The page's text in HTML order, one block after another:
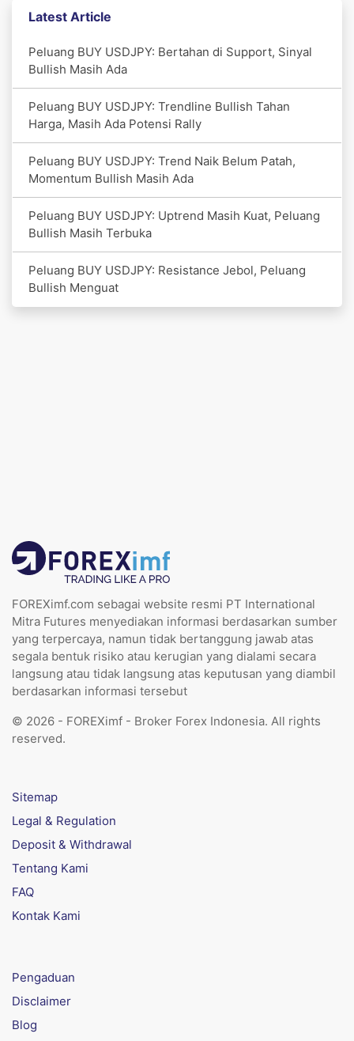
Latest Article
Peluang BUY USDJPY: Bertahan di Support, Sinyal
Bullish Masih Ada
Peluang BUY USDJPY: Trendline Bullish Tahan
Harga, Masih Ada Potensi Rally
Peluang BUY USDJPY: Trend Naik Belum Patah,
Momentum Bullish Masih Ada
Peluang BUY USDJPY: Uptrend Masih Kuat, Peluang
Bullish Masih Terbuka
Peluang BUY USDJPY: Resistance Jebol, Peluang
Bullish Menguat
FOREXimf.com sebagai website resmi PT International
Mitra Futures menyediakan informasi berdasarkan sumber
yang terpercaya, namun tidak bertanggung jawab atas
segala bentuk risiko atau kerugian yang dialami secara
langsung atau tidak langsung atas keputusan yang diambil
berdasarkan informasi tersebut
© 2026 - FOREXimf - Broker Forex Indonesia. All rights
reserved.
Sitemap
Legal & Regulation
Deposit & Withdrawal
Tentang Kami
FAQ
Kontak Kami
Pengaduan
Disclaimer
Blog